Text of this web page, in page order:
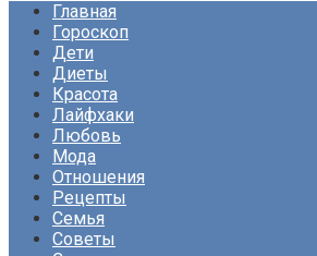
Главная
Гороскоп
Дети
Диеты
Красота
Лайфхаки
Любовь
Мода
Отношения
Рецепты
Семья
Советы